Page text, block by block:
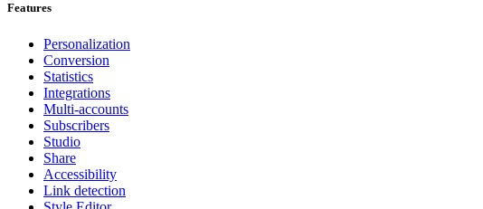
Features
Personalization
Conversion
Statistics
Integrations
Multi-accounts
Subscribers
Studio
Share
Accessibility
Link detection